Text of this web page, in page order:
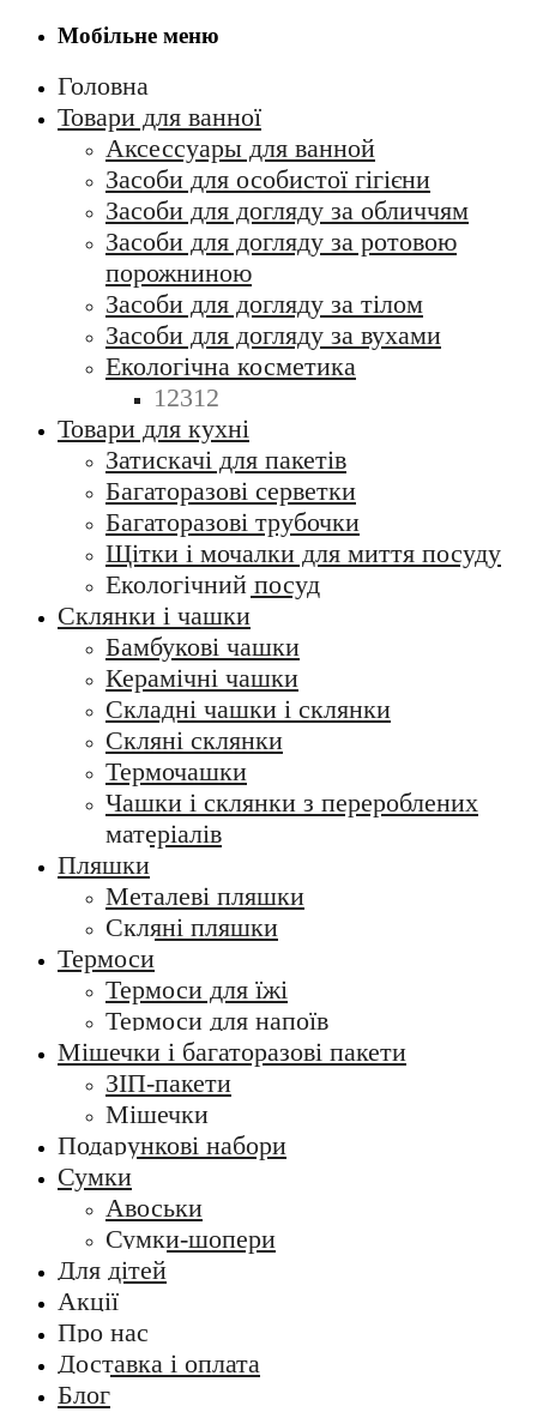
Мобільне меню
Головна
Товари для ванної
Аксессуары для ванной
Засоби для особистої гігієни
Засоби для догляду за обличчям
Засоби для догляду за ротовою
порожниною
Засоби для догляду за тілом
Засоби для догляду за вухами
Екологічна косметика
12312
Товари для кухні
Затискачі для пакетів
Багаторазові серветки
Багаторазові трубочки
Щітки і мочалки для миття посуду
Екологічний посуд
Склянки і чашки
Бамбукові чашки
Керамічні чашки
Складні чашки і склянки
Скляні склянки
Термочашки
Чашки і склянки з перероблених
матеріалів
Пляшки
Металеві пляшки
Скляні пляшки
Термоси
Термоси для їжі
Термоси для напоїв
Мішечки і багаторазові пакети
ЗІП-пакети
Мішечки
Подарункові набори
Сумки
Авоськи
Сумки-шопери
Для дітей
Акції
Про нас
Доставка і оплата
Блог